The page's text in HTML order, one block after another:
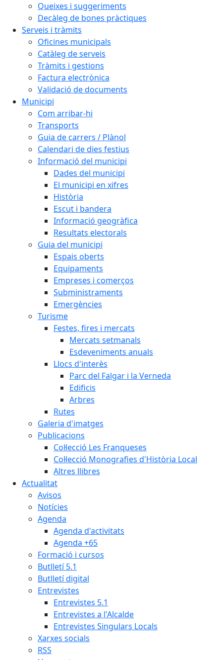
Queixes i suggeriments
Decàleg de bones pràctiques
Serveis i tràmits
Oficines municipals
Catàleg de serveis
Tràmits i gestions
Factura electrònica
Validació de documents
Municipi
Com arribar-hi
Transports
Guia de carrers / Plànol
Calendari de dies festius
Informació del municipi
Dades del municipi
El municipi en xifres
Història
Escut i bandera
Informació geogràfica
Resultats electorals
Guia del municipi
Espais oberts
Equipaments
Empreses i comerços
Subministraments
Emergències
Turisme
Festes, fires i mercats
Mercats setmanals
Esdeveniments anuals
Llocs d'interès
Parc del Falgar i la Verneda
Edificis
Arbres
Rutes
Galeria d'imatges
Publicacions
Col·lecció Les Franqueses
Col·lecció Monografies d'Història Local
Altres llibres
Actualitat
Avisos
Notícies
Agenda
Agenda d'activitats
Agenda +65
Formació i cursos
Butlletí 5.1
Butlletí digital
Entrevistes
Entrevistes 5.1
Entrevistes a l'Alcalde
Entrevistes Singulars Locals
Xarxes socials
RSS